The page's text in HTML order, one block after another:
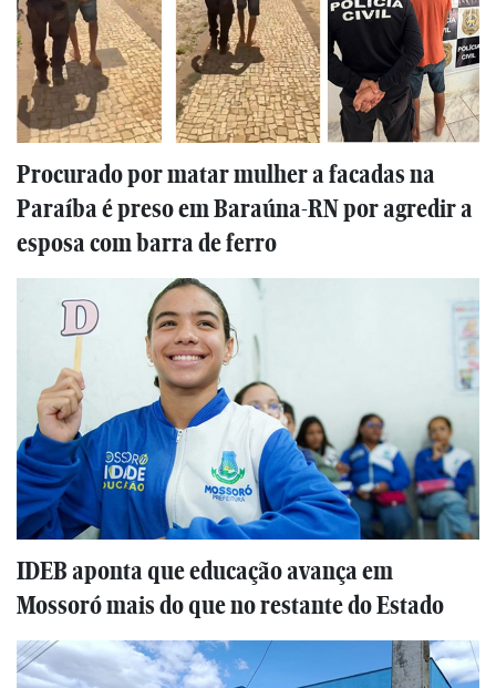
Procurado por matar mulher a facadas na
Paraíba é preso em Baraúna-RN por agredir a
esposa com barra de ferro
IDEB aponta que educação avança em
Mossoró mais do que no restante do Estado